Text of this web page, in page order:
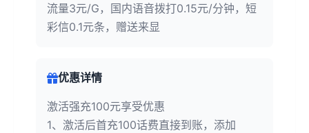
流量3元/G，国内语音拨打0.15元/分钟，短
彩信0.1元条，赠送来显
优惠详情
激活强充100元享受优惠
1、激活后首充100话费直接到账，添加